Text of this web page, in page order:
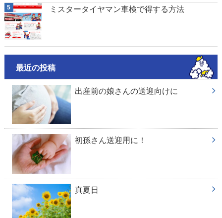
ミスタータイヤマン車検で得する方法
最近の投稿
出産前の娘さんの送迎向けに
初孫さん送迎用に！
真夏日